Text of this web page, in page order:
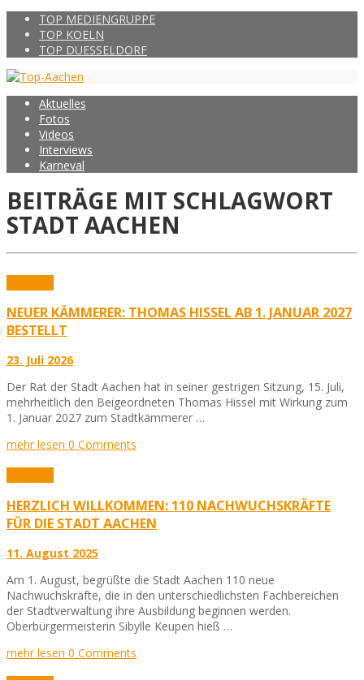
TOP MEDIENGRUPPE
TOP KOELN
TOP DUESSELDORF
Aktuelles
Fotos
Videos
Interviews
Karneval
BEITRÄGE MIT SCHLAGWORT
STADT AACHEN
NEUER KÄMMERER: THOMAS HISSEL AB 1. JANUAR 2027
BESTELLT
23. Juli 2026
Der Rat der Stadt Aachen hat in seiner gestrigen Sitzung, 15. Juli,
mehrheitlich den Beigeordneten Thomas Hissel mit Wirkung zum
1. Januar 2027 zum Stadtkämmerer …
mehr lesen 0 Comments
HERZLICH WILLKOMMEN: 110 NACHWUCHSKRÄFTE
FÜR DIE STADT AACHEN
11. August 2025
Am 1. August, begrüßte die Stadt Aachen 110 neue
Nachwuchskräfte, die in den unterschiedlichsten Fachbereichen
der Stadtverwaltung ihre Ausbildung beginnen werden.
Oberbürgermeisterin Sibylle Keupen hieß …
mehr lesen 0 Comments